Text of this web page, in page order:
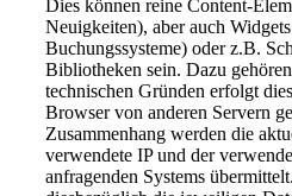
Dies können reine Content-
Neuigkeiten), aber auch
Buchungssysteme) oder z.B.
Bibliotheken sein. Dazu
technischen Gründen erfolgt
Browser von anderen Servern
Zusammenhang werden die
verwendete IP und der
anfragenden Systems